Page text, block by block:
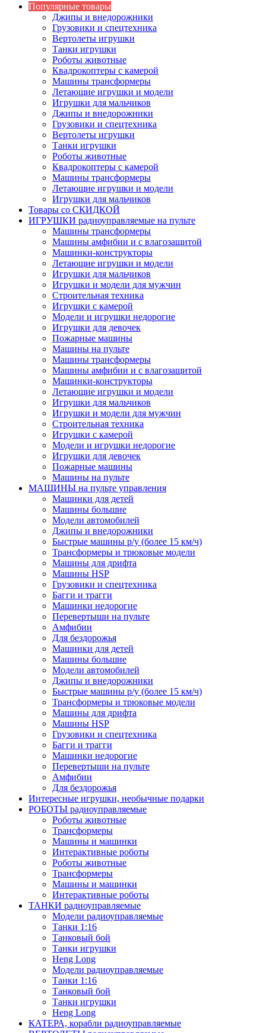
Популярные товары
Джипы и внедорожники
Грузовики и спецтехника
Вертолеты игрушки
Танки игрушки
Роботы животные
Квадрокоптеры с камерой
Машины трансформеры
Летающие игрушки и модели
Игрушки для мальчиков
Джипы и внедорожники
Грузовики и спецтехника
Вертолеты игрушки
Танки игрушки
Роботы животные
Квадрокоптеры с камерой
Машины трансформеры
Летающие игрушки и модели
Игрушки для мальчиков
Товары со СКИДКОЙ
ИГРУШКИ радиоуправляемые на пульте
Машины трансформеры
Машины амфибии и с влагозащитой
Машинки-конструкторы
Летающие игрушки и модели
Игрушки для мальчиков
Игрушки и модели для мужчин
Строительная техника
Игрушки с камерой
Модели и игрушки недорогие
Игрушки для девочек
Пожарные машины
Машины на пульте
Машины трансформеры
Машины амфибии и с влагозащитой
Машинки-конструкторы
Летающие игрушки и модели
Игрушки для мальчиков
Игрушки и модели для мужчин
Строительная техника
Игрушки с камерой
Модели и игрушки недорогие
Игрушки для девочек
Пожарные машины
Машины на пульте
МАШИНЫ на пульте управления
Машинки для детей
Машины большие
Модели автомобилей
Джипы и внедорожники
Быстрые машины р/у (более 15 км/ч)
Трансформеры и трюковые модели
Машины для дрифта
Машины HSP
Грузовики и спецтехника
Багги и трагги
Машинки недорогие
Перевертыши на пульте
Амфибии
Для бездорожья
Машинки для детей
Машины большие
Модели автомобилей
Джипы и внедорожники
Быстрые машины р/у (более 15 км/ч)
Трансформеры и трюковые модели
Машины для дрифта
Машины HSP
Грузовики и спецтехника
Багги и трагги
Машинки недорогие
Перевертыши на пульте
Амфибии
Для бездорожья
Интересные игрушки, необычные подарки
РОБОТЫ радиоуправляемые
Роботы животные
Трансформеры
Машины и машинки
Интерактивные роботы
Роботы животные
Трансформеры
Машины и машинки
Интерактивные роботы
ТАНКИ радиоуправляемые
Модели радиоуправляемые
Танки 1:16
Танковый бой
Танки игрушки
Heng Long
Модели радиоуправляемые
Танки 1:16
Танковый бой
Танки игрушки
Heng Long
КАТЕРА, корабли радиоуправляемые